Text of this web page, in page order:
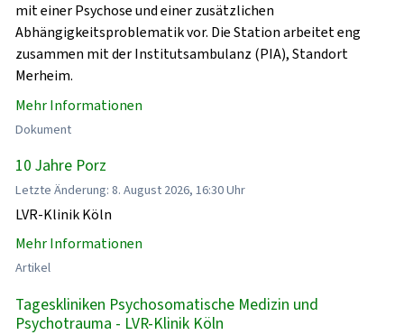
mit einer Psychose und einer zusätzlichen
Abhängigkeitsproblematik vor. Die Station arbeitet eng
zusammen mit der Institutsambulanz (PIA), Standort
Merheim.
Mehr Informationen
Dokument
10 Jahre Porz
Letzte Änderung: 8. August 2026, 16:30 Uhr
LVR-Klinik Köln
Mehr Informationen
Artikel
Tageskliniken Psychosomatische Medizin und
Psychotrauma - LVR-Klinik Köln